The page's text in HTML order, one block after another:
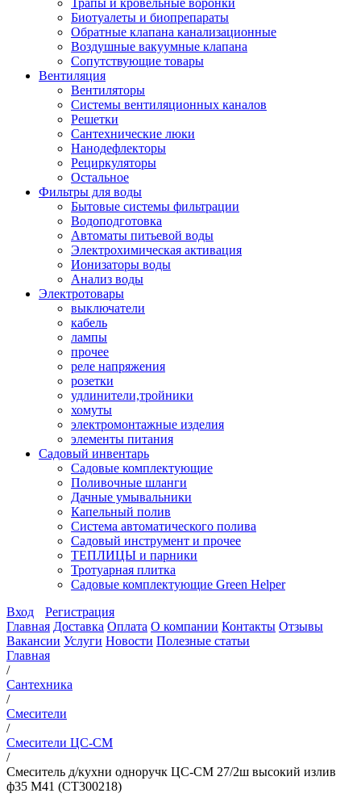
Трапы и кровельные воронки
Биотуалеты и биопрепараты
Обратные клапана канализационные
Воздушные вакуумные клапана
Сопутствующие товары
Вентиляция
Вентиляторы
Системы вентиляционных каналов
Решетки
Сантехнические люки
Нанодефлекторы
Рециркуляторы
Остальное
Фильтры для воды
Бытовые системы фильтрации
Водоподготовка
Автоматы питьевой воды
Электрохимическая активация
Ионизаторы воды
Анализ воды
Электротовары
выключатели
кабель
лампы
прочее
реле напряжения
розетки
удлинители,тройники
хомуты
электромонтажные изделия
элементы питания
Садовый инвентарь
Садовые комплектующие
Поливочные шланги
Дачные умывальники
Капельный полив
Система автоматического полива
Садовый инструмент и прочее
ТЕПЛИЦЫ и парники
Тротуарная плитка
Садовые комплектующие Green Helper
Вход
Регистрация
Главная Доставка Оплата О компании Контакты Отзывы
Вакансии Услуги Новости Полезные статьи
Главная
/
Сантехника
/
Смесители
/
Смесители ЦС-СМ
/
Смеситель д/кухни одноручк ЦС-СМ 27/2ш высокий излив
ф35 М41 (СТ300218)